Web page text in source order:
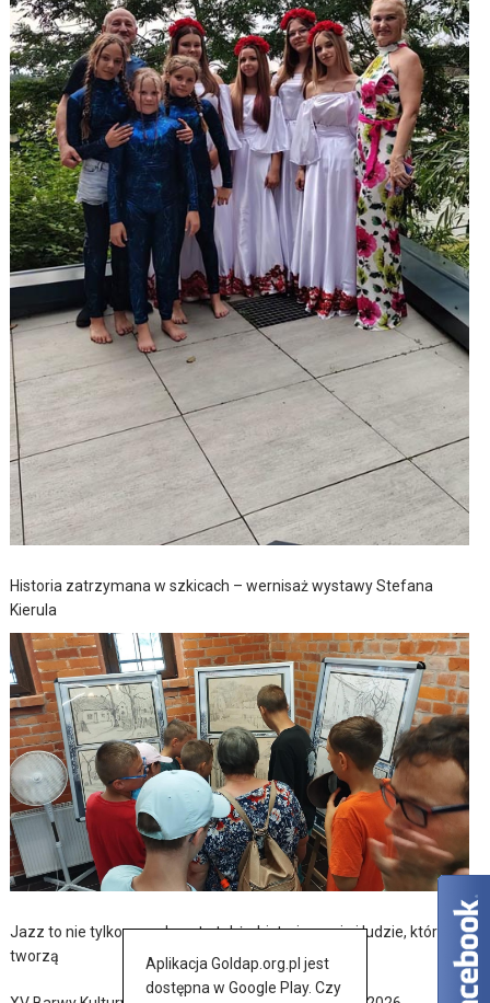
Historia zatrzymana w szkicach – wernisaż wystawy Stefana
Kierula
Jazz to nie tylko muzyka – to także historia, pasja i ludzie, którzy ją
tworzą
Aplikacja Goldap.org.pl jest
dostępna w Google Play. Czy